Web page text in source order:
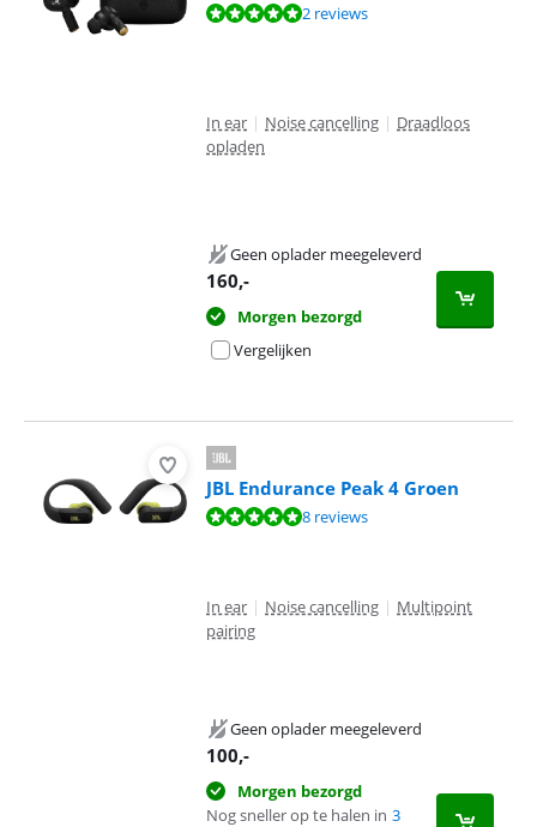
Beoordeling is 9,8 van de 10, gebaseerd op 2 reviews.
2 reviews
In ear | Noise cancelling | Draadloos
opladen
Geen oplader meegeleverd
160,-
Morgen bezorgd
Vergelijken
JBL Endurance Peak 4 Groen
Beoordeling is 9,5 van de 10, gebaseerd op 8 reviews.
8 reviews
In ear | Noise cancelling | Multipoint
pairing
Geen oplader meegeleverd
100,-
Morgen bezorgd
Nog sneller op te halen in 3